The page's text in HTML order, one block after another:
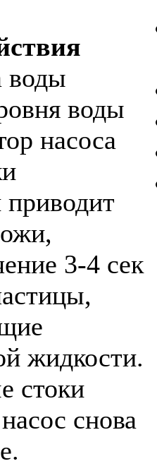
воды
воды
насоса
приводит
3-4 сек
жидкости.
стоки
снова